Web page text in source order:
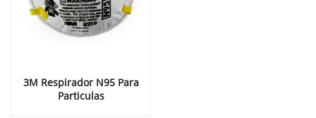
3M Respirador N95 Para
Particulas